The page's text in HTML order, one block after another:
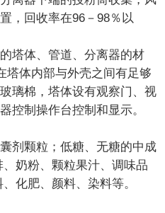
，回收率在96－98％以
体、管道、分离器的材
塔体内部与外壳之间有足够
璃棉，塔体设有观察门、视
控制操作台控制和显示。
剂颗粒；低糖、无糖的中成
奶粉、颗粒果汁、调味品
化肥、颜料、染料等。